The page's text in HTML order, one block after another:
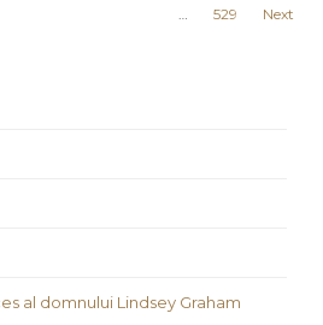
529 Next
al domnului Lindsey Graham